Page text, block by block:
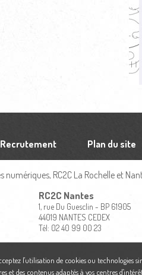
Recrutement Plan du site
RC2C La Rochelle et
RC2C Nantes
1, rue Du Guesclin - BP 61905
44019 NANTES CEDEX
Tél: 02 40 99 00 23
l'utilisation de cookies ou
et des contenus adaptés à vos centres